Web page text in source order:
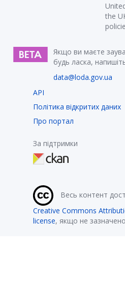
the
Якщо ви маєте
будь ласка,
data@loda.gov.ua
API
Політика відкритих даних
Про портал
За підтримки
Весь контент
Creative Commons
license, якщо не